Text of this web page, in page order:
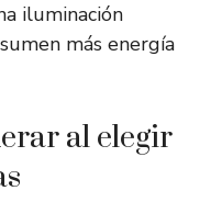
iluminación
más energía
al elegir